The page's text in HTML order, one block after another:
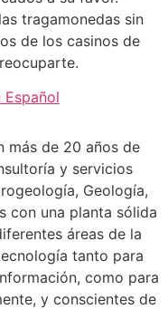
tragamonedas sin
de los casinos de
más de 20 años de
y servicios
Geología,
con una planta sólida
áreas de la
tanto para
como para
y conscientes de